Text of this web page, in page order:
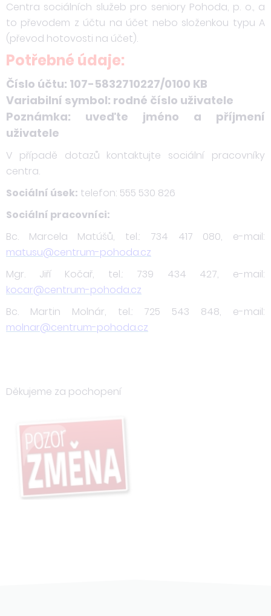
Centra sociálních služeb pro seniory Pohoda, p. o., a
to převodem z účtu na účet nebo složenkou typu A
(převod hotovosti na účet).
Potřebné údaje:
Číslo účtu: 107-5832710227/0100 KB
Variabilní symbol: rodné číslo uživatele
Poznámka: uveďte jméno a příjmení
uživatele
V případě dotazů kontaktujte sociální pracovníky
centra.
Sociální úsek: telefon: 555 530 826
Sociální pracovníci:
Bc. Marcela Matúšů, tel.: 734 417 080, e-mail:
matusu@centrum-pohoda.cz
Mgr. Jiří Kočař, tel.: 739 434 427, e-mail:
kocar@centrum-pohoda.cz
Bc. Martin Molnár, tel.: 725 543 848, e-mail:
molnar@centrum-pohoda.cz
Děkujeme za pochopení